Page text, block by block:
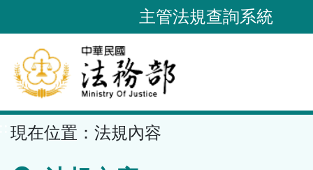
到
要
內
容
區
主管法規查詢系統
現在位置： 法規內容